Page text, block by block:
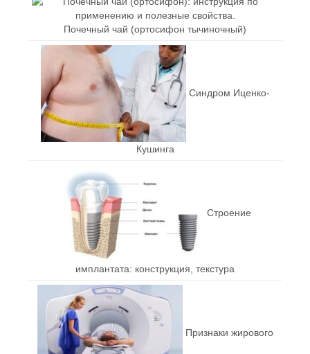
Почечный чай (ортосифон тычиночный)
Синдром Иценко-
Кушинга
Строение
имплантата: конструкция, текстура
Признаки жирового